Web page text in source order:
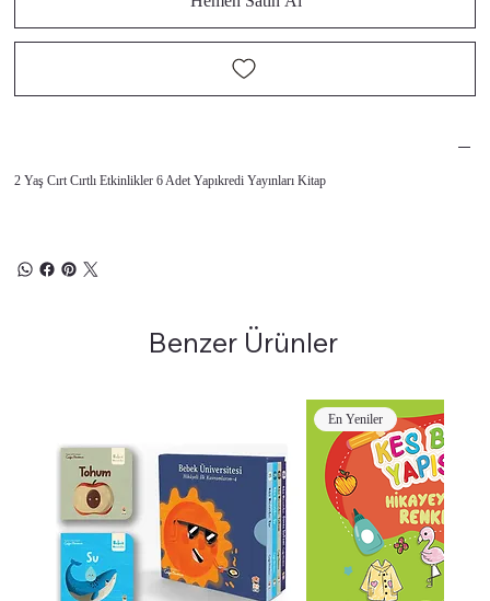
2 Yaş Cırt Cırtlı Etkinlikler 6 Adet Yapıkredi Yayınları Kitap
Benzer Ürünler
En Yeniler